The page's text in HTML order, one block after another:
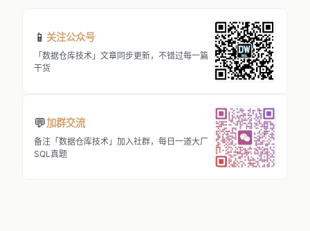
📱 关注公众号
「数据仓库技术」文章同步更新，不错过每一篇
干货
💬加群交流
备注「数据仓库技术」加入社群，每日一道大厂
SQL真题